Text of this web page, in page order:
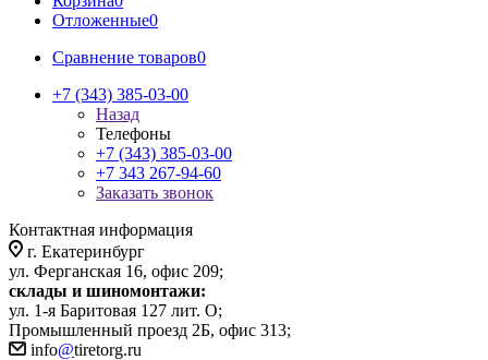
Отложенные0
Сравнение товаров0
+7 (343) 385-03-00
Назад
Телефоны
+7 (343) 385-03-00
+7 343 267-94-60
Заказать звонок
Контактная информация
г. Екатеринбург
ул. Ферганская 16, офис 209;
склады и шиномонтажи:
ул. 1-я Баритовая 127 лит. О;
Промышленный проезд 2Б, офис 313;
info@tiretorg.ru